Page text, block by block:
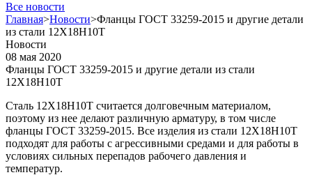
Все новости
Главная>Новости>Фланцы ГОСТ 33259-2015 и другие детали
из стали 12Х18Н10Т
Новости
08 мая 2020
Фланцы ГОСТ 33259-2015 и другие детали из стали
12Х18Н10Т
Сталь 12Х18Н10Т считается долговечным материалом,
поэтому из нее делают различную арматуру, в том числе
фланцы ГОСТ 33259-2015. Все изделия из стали 12Х18Н10Т
подходят для работы с агрессивными средами и для работы в
условиях сильных перепадов рабочего давления и
температур.